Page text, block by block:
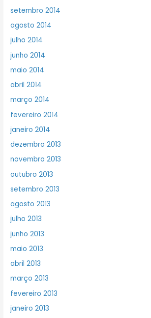
setembro 2014
agosto 2014
julho 2014
junho 2014
maio 2014
abril 2014
março 2014
fevereiro 2014
janeiro 2014
dezembro 2013
novembro 2013
outubro 2013
setembro 2013
agosto 2013
julho 2013
junho 2013
maio 2013
abril 2013
março 2013
fevereiro 2013
janeiro 2013